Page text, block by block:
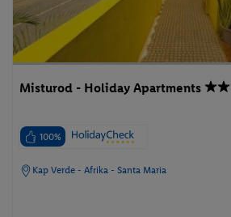
Misturod - Holiday Apartments
100%
Kap Verde - Afrika - Santa Maria